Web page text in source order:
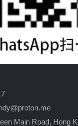
Main Road, Hong